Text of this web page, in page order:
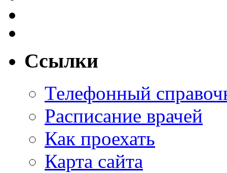
Ссылки
Телефонный
Расписание врачей
Как проехать
Карта сайта